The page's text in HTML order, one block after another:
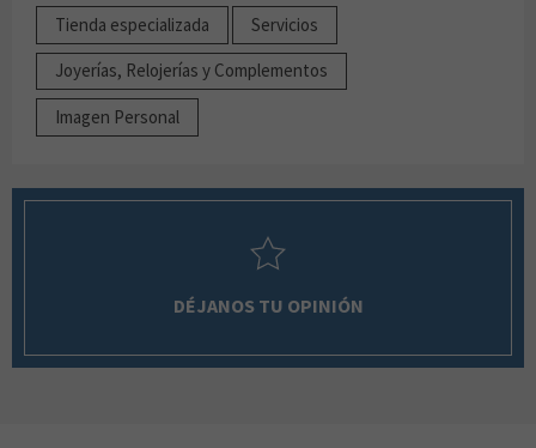
Tienda especializada Servicios
Joyerías, Relojerías y Complementos
Imagen Personal
DÉJANOS TU OPINIÓN